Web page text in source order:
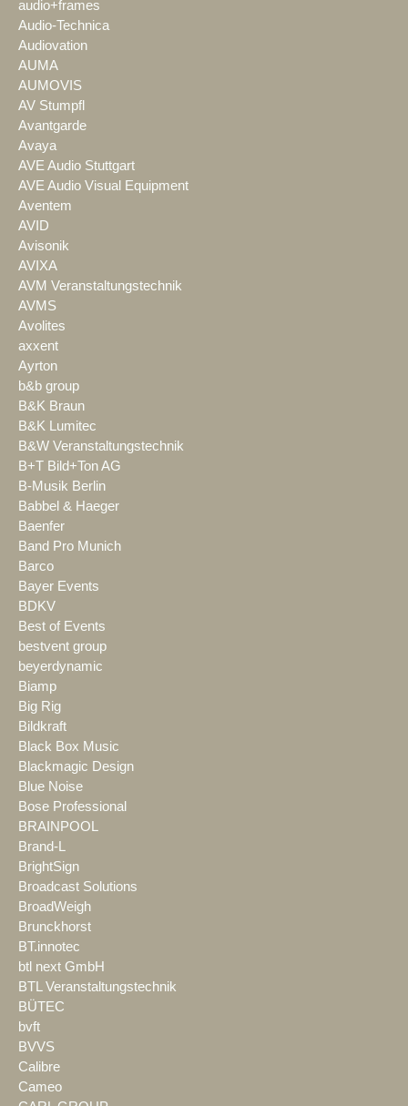
audio+frames
Audio-Technica
Audiovation
AUMA
AUMOVIS
AV Stumpfl
Avantgarde
Avaya
AVE Audio Stuttgart
AVE Audio Visual Equipment
Aventem
AVID
Avisonik
AVIXA
AVM Veranstaltungstechnik
AVMS
Avolites
axxent
Ayrton
b&b group
B&K Braun
B&K Lumitec
B&W Veranstaltungstechnik
B+T Bild+Ton AG
B-Musik Berlin
Babbel & Haeger
Baenfer
Band Pro Munich
Barco
Bayer Events
BDKV
Best of Events
bestvent group
beyerdynamic
Biamp
Big Rig
Bildkraft
Black Box Music
Blackmagic Design
Blue Noise
Bose Professional
BRAINPOOL
Brand-L
BrightSign
Broadcast Solutions
BroadWeigh
Brunckhorst
BT.innotec
btl next GmbH
BTL Veranstaltungstechnik
BÜTEC
bvft
BVVS
Calibre
Cameo